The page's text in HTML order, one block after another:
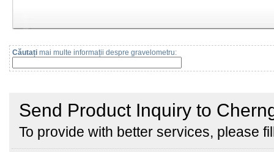
Căutați mai multe informații despre gravelometru: